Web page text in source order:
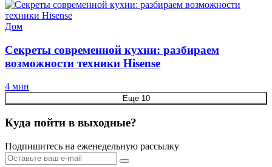
Дом
Секреты современной кухни: разбираем
возможности техники Hisense
4 мин
Еще 10
Куда пойти в выходные?
Подпишитесь на еженедельную рассылку